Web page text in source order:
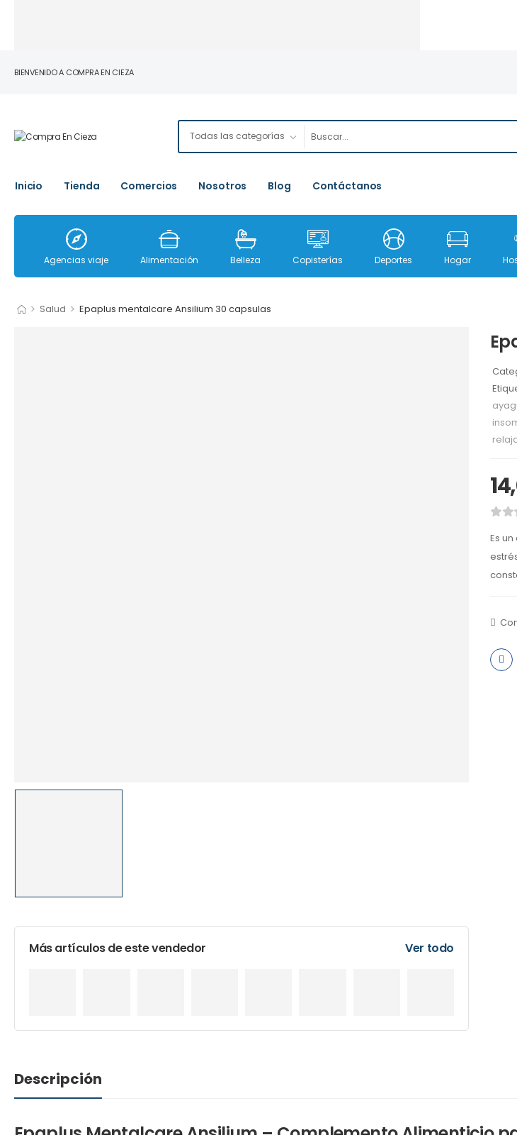
BIENVENIDO A COMPRA EN CIEZA
Inicio Tienda Comercios Nosotros Blog Contáctanos
Agencias viaje Alimentación Belleza Copisterías Deportes Hogar
> Salud > Epaplus mentalcare Ansilium 30 capsulas
Más artículos de este vendedor Ver todo
Es
Descripción